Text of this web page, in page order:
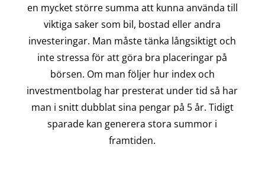
en mycket större summa att kunna använda till
viktiga saker som bil, bostad eller andra
investeringar. Man måste tänka långsiktigt och
inte stressa för att göra bra placeringar på
börsen. Om man följer hur index och
investmentbolag har presterat under tid så har
man i snitt dubblat sina pengar på 5 år. Tidigt
sparade kan generera stora summor i
framtiden.